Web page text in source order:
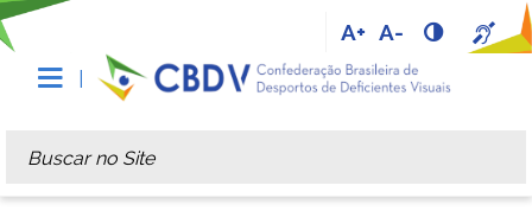
A+ A-
Busca
Busca Avançada…